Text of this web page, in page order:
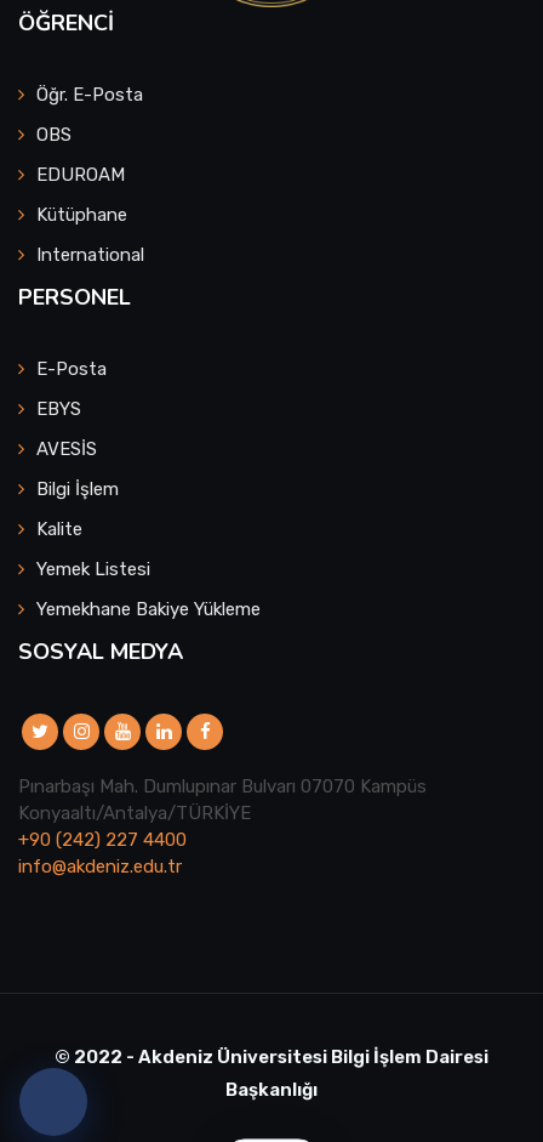
ÖĞRENCI
Öğr. E-Posta
OBS
EDUROAM
Kütüphane
International
PERSONEL
E-Posta
EBYS
AVESİS
Bilgi İşlem
Kalite
Yemek Listesi
Yemekhane Bakiye Yükleme
SOSYAL MEDYA
Pınarbaşı Mah. Dumlupınar Bulvarı 07070 Kampüs
Konyaaltı/Antalya/TÜRKİYE
+90 (242) 227 4400
info@akdeniz.edu.tr
© 2022 - Akdeniz Üniversitesi Bilgi İşlem Dairesi
Başkanlığı